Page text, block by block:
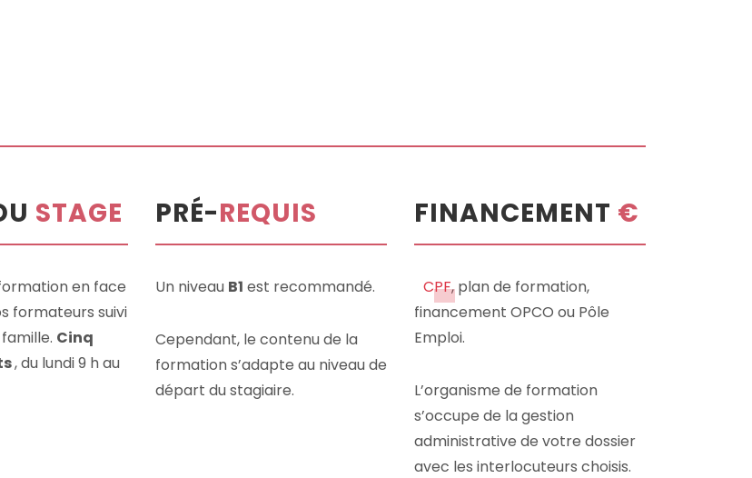
STAGE
en face
formateurs suivi
Cinq
, du lundi 9 h au
PRÉ-REQUIS
Un niveau B1 est recommandé.
Cependant, le contenu de la
formation s’adapte au niveau de
départ du stagiaire.
FINANCEMENT €
CPF, plan de formation,
financement OPCO ou Pôle
Emploi.
L’organisme de formation
s’occupe de la gestion
administrative de votre dossier
avec les interlocuteurs choisis.